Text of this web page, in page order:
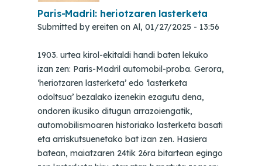
Paris-Madril: heriotzaren lasterketa
Submitted byereiten on Al, 01/27/2025 - 13:56
1903. urtea kirol-ekitaldi handi baten lekuko
izan zen: Paris-Madril automobil-proba. Gerora,
‘heriotzaren lasterketa’ edo ‘lasterketa
odoltsua’ bezalako izenekin ezagutu dena,
ondoren ikusiko ditugun arrazoiengatik,
automobilismoaren historiako lasterketa basati
eta arriskutsuenetako bat izan zen. Hasiera
batean, maiatzaren 24tik 26ra bitartean egingo